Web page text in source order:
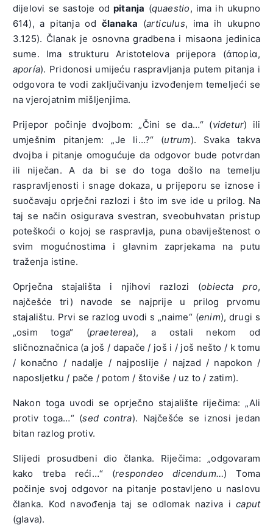
dijelovi se sastoje odpitanja (quaestio, ima ih ukupno
614), a pitanja od članaka (articulus, ima ih ukupno
3.125). Članak je osnovna gradbena i misaona jedinica
sume. Ima strukturu Aristotelova prijepora (ἀπορία,
aporía). Pridonosi umijeću raspravljanja putem pitanja i
odgovora te vodi zaključivanju izvođenjem temeljeći se
na vjerojatnim mišljenjima.
Prijepor počinje dvojbom: „Čini se da…“ (videtur) ili
umješnim pitanjem: „Je li…?“ (utrum). Svaka takva
dvojba i pitanje omogućuje da odgovor bude potvrdan
ili niječan. A da bi se do toga došlo na temelju
raspravljenosti i snage dokaza, u prijeporu se iznose i
suočavaju oprječni razlozi i što im sve ide u prilog. Na
taj se način osigurava svestran, sveobuhvatan pristup
poteškoći o kojoj se raspravlja, puna obaviještenost o
svim mogućnostima i glavnim zaprjekama na putu
traženja istine.
Oprječna stajališta i njihovi razlozi (obiecta pro,
najčešće tri) navode se najprije u prilog prvomu
stajalištu. Prvi se razlog uvodi s „naime“ (enim), drugi s
„osim toga“ (praeterea), a ostali nekom od
sličnoznačnica (a još / dapače / još i / još nešto / k tomu
/ konačno / nadalje / najposlije / najzad / napokon /
naposljetku / pače / potom / štoviše / uz to / zatim).
Nakon toga uvodi se oprječno stajalište riječima: „Ali
protiv toga…“ (sed contra). Najčešće se iznosi jedan
bitan razlog protiv.
Slijedi prosudbeni dio članka. Riječima: „odgovaram
kako treba reći…“ (respondeo dicendum…) Toma
počinje svoj odgovor na pitanje postavljeno u naslovu
članka. Kod navođenja taj se odlomak naziva icaput
(glava).